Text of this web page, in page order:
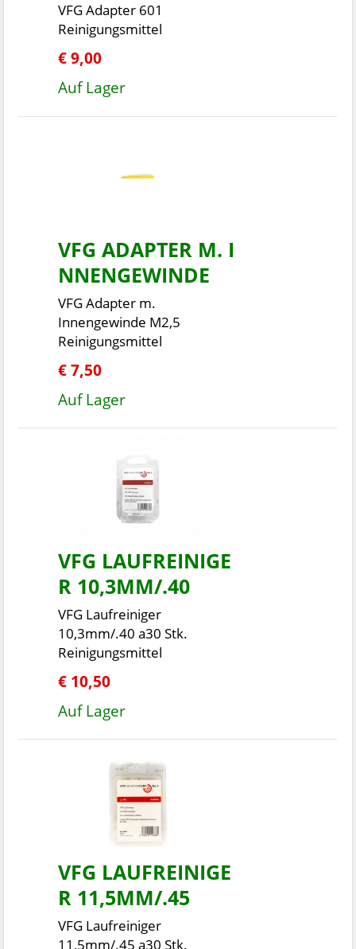
VFG Adapter 601
Reinigungsmittel
€ 9,00
Auf Lager
VFG ADAPTER M. I
NNENGEWINDE
VFG Adapter m.
Innengewinde M2,5
Reinigungsmittel
€ 7,50
Auf Lager
VFG LAUFREINIGE
R 10,3MM/.40
VFG Laufreiniger
10,3mm/.40 a30 Stk.
Reinigungsmittel
€ 10,50
Auf Lager
VFG LAUFREINIGE
R 11,5MM/.45
VFG Laufreiniger
11,5mm/.45 a30 Stk.